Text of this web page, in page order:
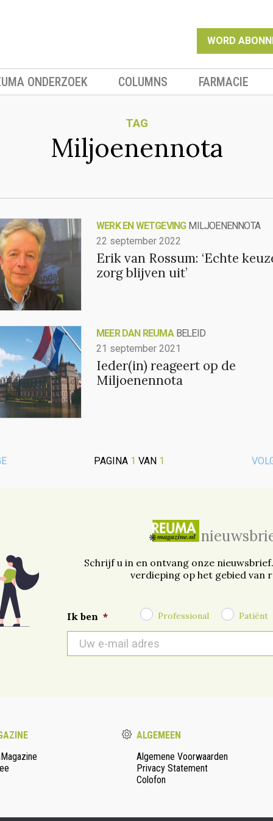
WORD
ONDERZOEK COLUMNS FARMACIE
TAG
Miljoenennota
WERK EN WETGEVING MILJOENENNOTA
22 september 2022
Erik van Rossum: ‘Echte
zorg blijven uit’
MEER DAN REUMA BELEID
21 september 2021
Ieder(in) reageert op de
Miljoenennota
PAGINA 1 VAN 1
Schrijf u in en ontvang onze
verdieping op het gebied van
Ik ben * Professional Patiënt
mail
*
ALGEMEEN
Algemene Voorwaarden
Privacy Statement
Colofon